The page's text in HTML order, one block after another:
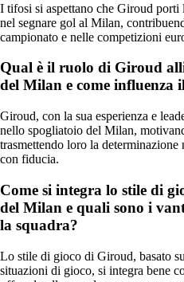
I tifosi si aspettano che Giroud porti
nel segnare gol al Milan,
campionato e nelle competizioni
Qual è il ruolo di Giroud
del Milan e come influenza
Giroud, con la sua esperienza e
nello spogliatoio del Milan,
trasmettendo loro la determinazione
con fiducia.
Come si integra lo stile di
del Milan e quali sono i
la squadra?
Lo stile di gioco di Giroud, basato
situazioni di gioco, si integra bene